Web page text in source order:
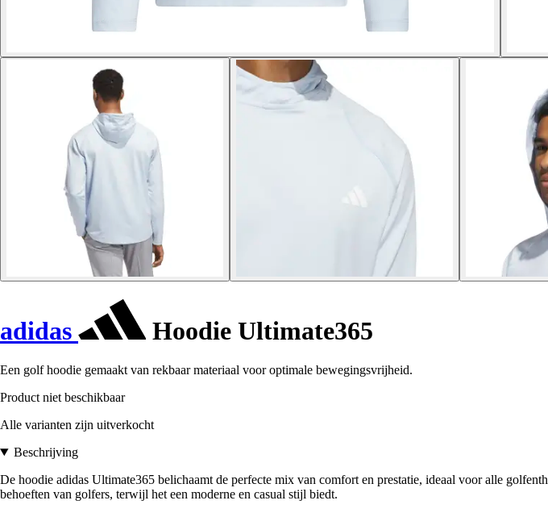
adidas Hoodie Ultimate365
Een golf hoodie gemaakt van rekbaar materiaal voor optimale bewegingsvrijheid.
Product niet beschikbaar
Alle varianten zijn uitverkocht
Beschrijving
De hoodie adidas Ultimate365 belichaamt de perfecte mix van comfort en prestatie, ideaal voor alle
behoeften van golfers, terwijl het een moderne en casual stijl biedt.